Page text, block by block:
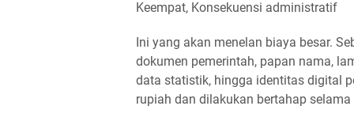
Keempat, Konsekuensi administratif
Ini yang akan menelan biaya besar.
dokumen pemerintah, papan nama,
data statistik, hingga identitas digital
rupiah dan dilakukan bertahap